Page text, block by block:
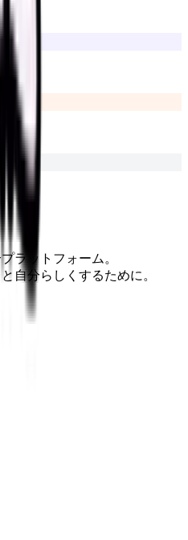
ラットフォーム。
自分らしくするために。